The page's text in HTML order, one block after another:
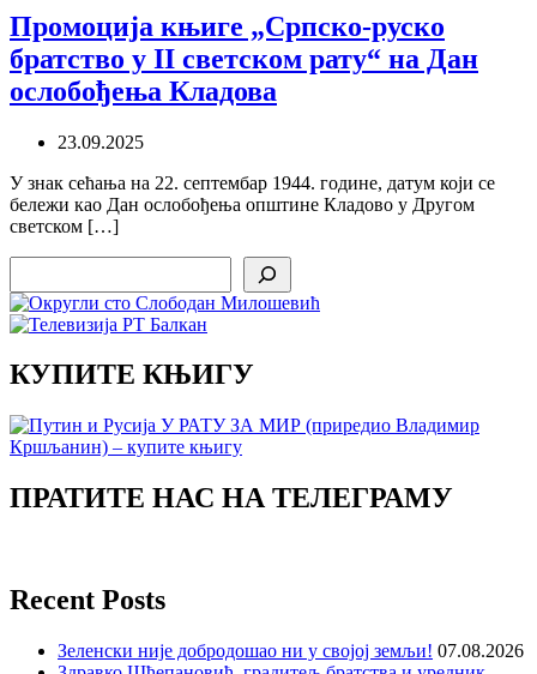
Промоција књиге „Српско-руско
братство у II светском рату“ на Дан
ослобођења Кладова
23.09.2025
У знак сећања на 22. септембар 1944. године, датум који се
бележи као Дан ослобођења општине Кладово у Другом
светском […]
КУПИТЕ КЊИГУ
ПРАТИТЕ НАС НА ТЕЛЕГРАМУ
Recent Posts
Зеленски није добродошао ни у својој земљи! 07.08.2026